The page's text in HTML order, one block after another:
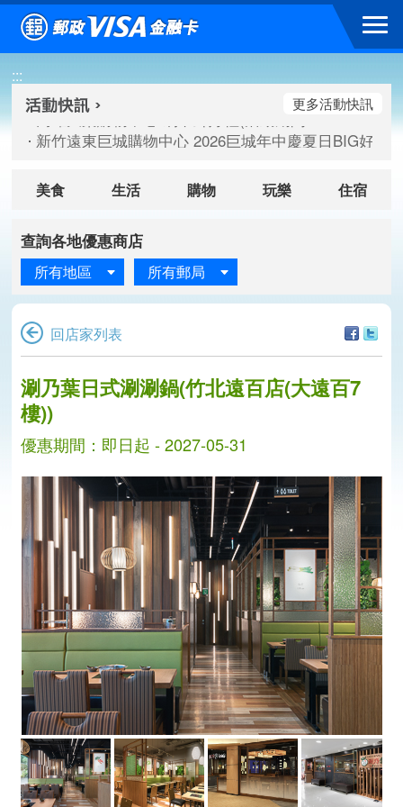
跳到主要內容區塊
:::
高雄大樂購物中心 刷卡郵好禮(活動期間：115/08/07-
臺北三創生活 有點東西第2波 刷卡郵好禮(活動期間：
高雄大樂購物中心 刷卡郵好禮(活動期間：115/08/07-
新竹遠東巨城購物中心 2026巨城年中慶夏日BIG好刷(
更多活動快訊
美食 生活 購物 玩樂 住宿
查詢各地優惠商店
所有地區 所有郵局
回店家列表
分分
涮乃葉日式涮涮鍋(竹北遠百店(大遠百7
樓))
優惠期間：即日起 - 2027-05-31